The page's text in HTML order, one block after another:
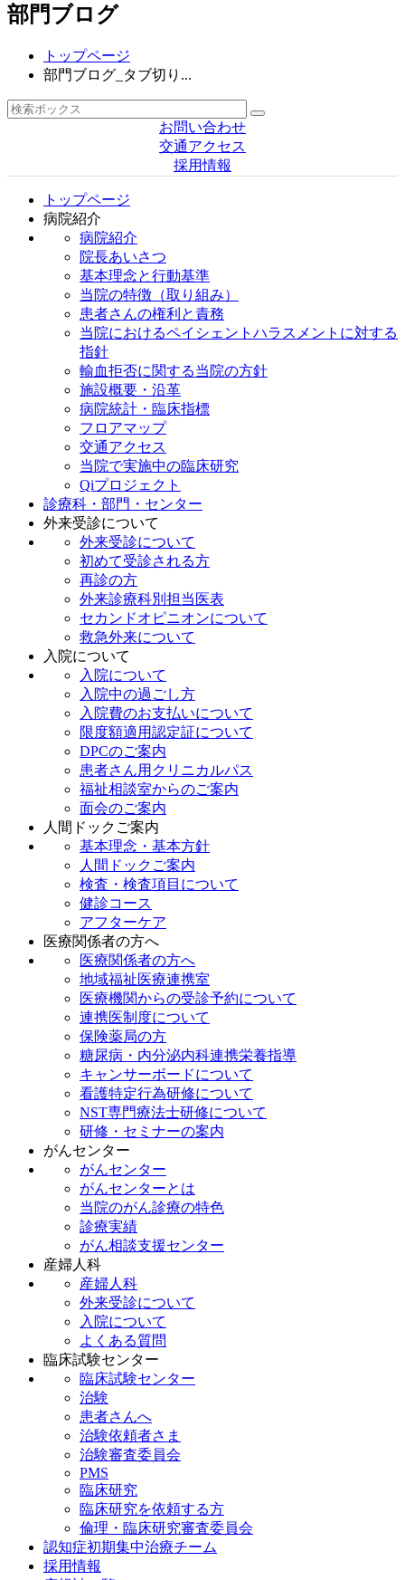
部門ブログ
トップページ
部門ブログ_タブ切り...
お問い合わせ
交通アクセス
採用情報
トップページ
病院紹介
病院紹介
院長あいさつ
基本理念と行動基準
当院の特徴（取り組み）
患者さんの権利と責務
当院におけるペイシェントハラスメントに対する
指針
輸血拒否に関する当院の方針
施設概要・沿革
病院統計・臨床指標
フロアマップ
交通アクセス
当院で実施中の臨床研究
Qiプロジェクト
診療科・部門・センター
外来受診について
外来受診について
初めて受診される方
再診の方
外来診療科別担当医表
セカンドオピニオンについて
救急外来について
入院について
入院について
入院中の過ごし方
入院費のお支払いについて
限度額適用認定証について
DPCのご案内
患者さん用クリニカルパス
福祉相談室からのご案内
面会のご案内
人間ドックご案内
基本理念・基本方針
人間ドックご案内
検査・検査項目について
健診コース
アフターケア
医療関係者の方へ
医療関係者の方へ
地域福祉医療連携室
医療機関からの受診予約について
連携医制度について
保険薬局の方
糖尿病・内分泌内科連携栄養指導
キャンサーボードについて
看護特定行為研修について
NST専門療法士研修について
研修・セミナーの案内
がんセンター
がんセンター
がんセンターとは
当院のがん診療の特色
診療実績
がん相談支援センター
産婦人科
産婦人科
外来受診について
入院について
よくある質問
臨床試験センター
臨床試験センター
治験
患者さんへ
治験依頼者さま
治験審査委員会
PMS
臨床研究
臨床研究を依頼する方
倫理・臨床研究審査委員会
認知症初期集中治療チーム
採用情報